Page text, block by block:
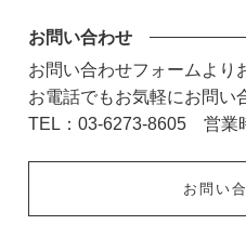
お問い合わせ
お問い合わせフォームより
お電話でもお気軽にお問い
TEL：03-6273-8605 営業
お問い